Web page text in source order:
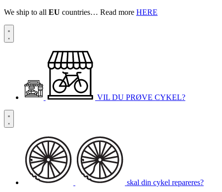
We ship to all EU countries… Read more HERE
VIL DU PRØVE CYKEL?
skal din cykel repareres?